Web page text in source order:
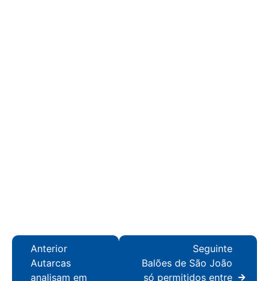
Anterior
Autarcas
analisam em
Seguinte
Balões de São João
só permitidos entre